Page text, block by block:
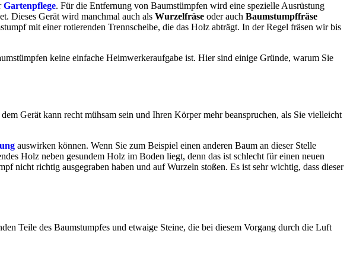
Gartenpflege. Für die Entfernung von Baumstümpfen wird eine spezielle Ausrüstung
Dieses Gerät wird manchmal auch als Wurzelfräse oder auch Baumstumpffräse
mit einer rotierenden Trennscheibe, die das Holz abträgt. In der Regel fräsen wir bis
keine einfache Heimwerkeraufgabe ist. Hier sind einige Gründe, warum Sie
Gerät kann recht mühsam sein und Ihren Körper mehr beanspruchen, als Sie vielleicht
auswirken können. Wenn Sie zum Beispiel einen anderen Baum an dieser Stelle
Holz neben gesundem Holz im Boden liegt, denn das ist schlecht für einen neuen
nicht richtig ausgegraben haben und auf Wurzeln stoßen. Es ist sehr wichtig, dass dieser
Teile des Baumstumpfes und etwaige Steine, die bei diesem Vorgang durch die Luft